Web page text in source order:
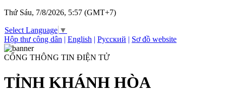
Thứ Sáu, 7/8/2026, 5:57 (GMT+7)
Select Language ▼
Hộp thư công dân | English | Русский | Sơ đồ website
CỔNG THÔNG TIN ĐIỆN TỬ
TỈNH KHÁNH HÒA